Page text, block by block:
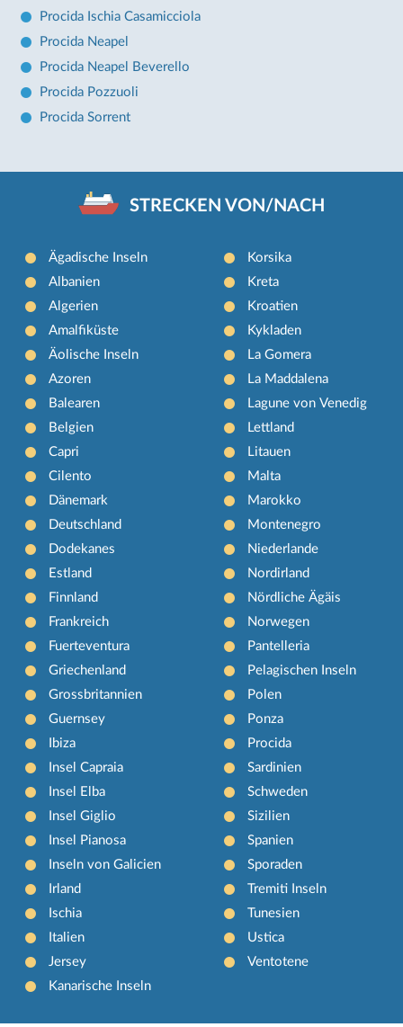
Procida Ischia Casamicciola
Procida Neapel
Procida Neapel Beverello
Procida Pozzuoli
Procida Sorrent
STRECKEN VON/NACH
Ägadische Inseln
Albanien
Algerien
Amalfiküste
Äolische Inseln
Azoren
Balearen
Belgien
Capri
Cilento
Dänemark
Deutschland
Dodekanes
Estland
Finnland
Frankreich
Fuerteventura
Griechenland
Grossbritannien
Guernsey
Ibiza
Insel Capraia
Insel Elba
Insel Giglio
Insel Pianosa
Inseln von Galicien
Irland
Ischia
Italien
Jersey
Kanarische Inseln
Korsika
Kreta
Kroatien
Kykladen
La Gomera
La Maddalena
Lagune von Venedig
Lettland
Litauen
Malta
Marokko
Montenegro
Niederlande
Nordirland
Nördliche Ägäis
Norwegen
Pantelleria
Pelagischen Inseln
Polen
Ponza
Procida
Sardinien
Schweden
Sizilien
Spanien
Sporaden
Tremiti Inseln
Tunesien
Ustica
Ventotene